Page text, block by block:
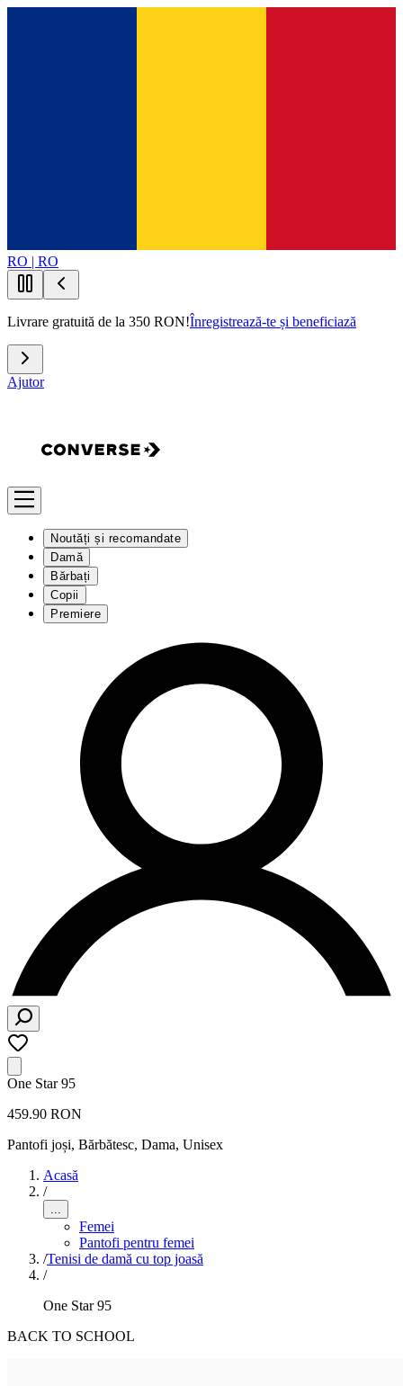
RO | RO
Livrare gratuită de la 350 RON!Înregistrează-te și beneficiază
Ajutor
Noutăți și recomandate
Damă
Bărbați
Copii
Premiere
One Star 95
459.90 RON
Pantofi joși, Bărbătesc, Dama, Unisex
Acasă
/
...
Femei
Pantofi pentru femei
/Tenisi de damă cu top joasă
/
One Star 95
BACK TO SCHOOL